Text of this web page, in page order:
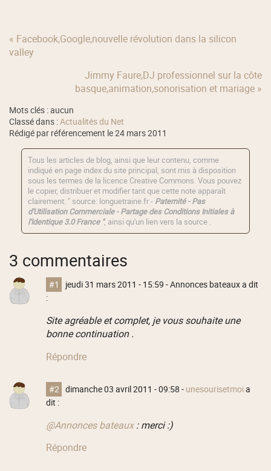
« Facebook,Google,nouvelle révolution dans la silicon
valley
Jimmy Faure,DJ professionnel sur la côte
basque,animation,sonorisation et mariage »
Mots clés : aucun
Classé dans :Actualités du Net
Rédigé par référencement le 24 mars 2011
Tous les articles de blog, ainsi que leur contenu, comme
indiqué en page index du site principal, sont mis à disposition
sous les termes de la licence Creative Commons. Vous pouvez
le copier, distribuer et modifier tant que cette note apparaît
clairement. " source: longuetraine.fr - Paternité - Pas
d'Utilisation Commerciale - Partage des Conditions Initiales à
l'Identique 3.0 France ", ainsi qu'un lien vers la source .
3 commentaires
#1 jeudi 31 mars 2011 - 15:59 - Annonces bateaux a dit
:
Site agréable et complet, je vous souhaite une
bonne continuation .
Répondre
#2 dimanche 03 avril 2011 - 09:58 - unesourisetmoia
dit :
@Annonces bateaux: merci :)
Répondre